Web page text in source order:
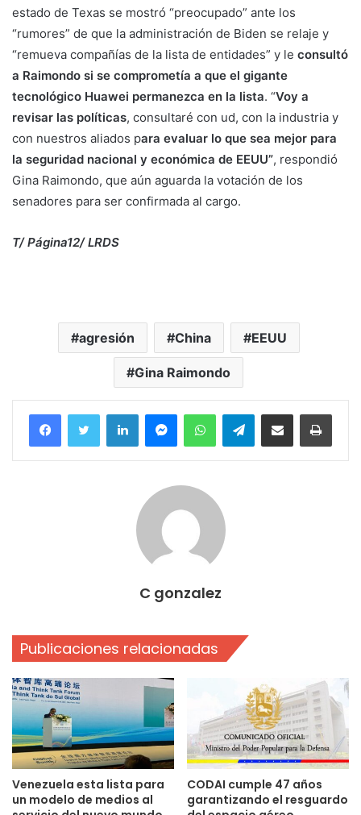
estado de Texas se mostró “preocupado” ante los
“rumores” de que la administración de Biden se relaje y
“remueva compañías de la lista de entidades” y le consultó
a Raimondo si se comprometía a que el gigante
tecnológico Huawei permanezca en la lista. “Voy a
revisar las políticas, consultaré con ud, con la industria y
con nuestros aliados para evaluar lo que sea mejor para
la seguridad nacional y económica de EEUU”, respondió
Gina Raimondo, que aún aguarda la votación de los
senadores para ser confirmada al cargo.
T/ Página12/ LRDS
agresión China EEUU
Gina Raimondo
FacebookTwitter LinkedInMessengerWhatsAppTelegramCompartir por correo electrónico
C gonzalez
Publicaciones relacionadas
Venezuela esta lista para
un modelo de medios al
CODAI cumple 47 años
garantizando el resguardo